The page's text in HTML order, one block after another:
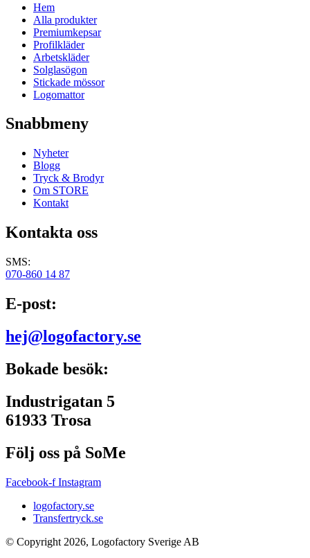
Hem
Alla produkter
Premiumkepsar
Profilkläder
Arbetskläder
Solglasögon
Stickade mössor
Logomattor
Snabbmeny
Nyheter
Blogg
Tryck & Brodyr
Om STORE
Kontakt
Kontakta oss
SMS:
070-860 14 87
E-post:
hej@logofactory.se
Bokade besök:
Industrigatan 5
61933 Trosa
Följ oss på SoMe
Facebook-f Instagram
logofactory.se
Transfertryck.se
© Copyright 2026, Logofactory Sverige AB